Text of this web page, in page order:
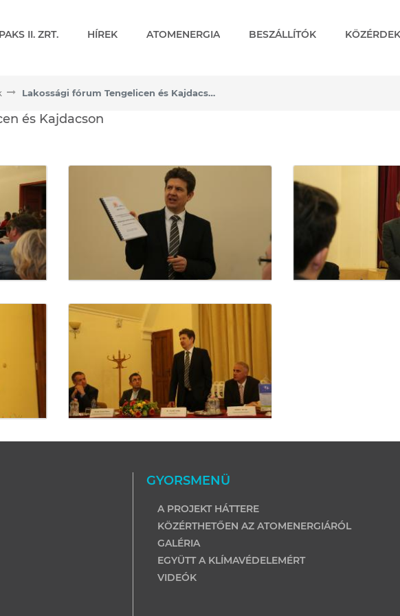
PAKS II. ZRT. HÍREK ATOMENERGIA BESZÁLLÍTÓK
Lakossági fórum Tengelicen és Kajdacson
Tengelicen és Kajdacson -
és Kajdacson
GYORSMENÜ
A PROJEKT HÁTTERE
KÖZÉRTHETŐEN AZ ATOMENERGIÁRÓL
GALÉRIA
EGYÜTT A KLÍMAVÉDELEMÉRT
VIDEÓK